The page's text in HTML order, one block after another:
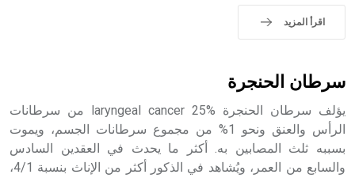
حيث تقتصر القيمة الصوتية للعلامة الك
اقرأ المزيد
سرطان الحنجرة
يؤلف سرطان الحنجرة laryngeal cancer 25% من سرطانات
الرأس والعنق ونحو 1% من مجموع سرطانات الجسم، ويموت
بسببه ثلث المصابين به. أكثر ما يحدث في العقدين السادس
والسابع من العمر، ويُشاهد في الذكور أكثر من الإناث بنسبة 4/1،